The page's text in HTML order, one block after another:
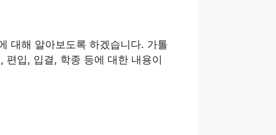
대해 알아보도록 하겠습니다. 가톨
편입, 입결, 학종 등에 대한 내용이